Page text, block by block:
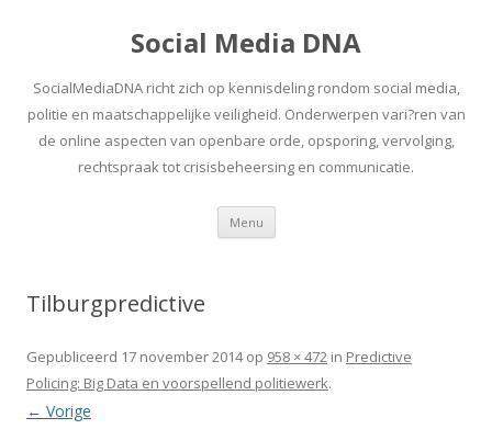
Social Media DNA
SocialMediaDNA richt zich op kennisdeling rondom social media,
politie en maatschappelijke veiligheid. Onderwerpen vari?ren van
de online aspecten van openbare orde, opsporing, vervolging,
rechtspraak tot crisisbeheersing en communicatie.
Menu Spring
inhoud
Tilburgpredictive
Gepubliceerd 17 november 2014op 958 × 472 in Predictive
Policing: Big Data en voorspellend politiewerk.
← Vorige